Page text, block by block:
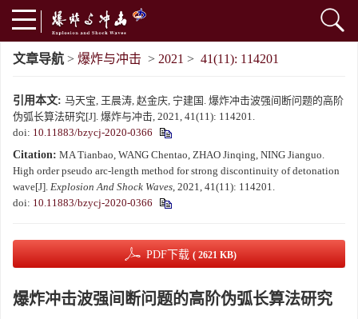
文章导航 > 爆炸与冲击 > 2021 > 41(11): 114201
引用本文: 马天宝, 王晨涛, 赵金庆, 宁建国. 爆炸冲击波强间断问题的高阶
伪弧长算法研究[J]. 爆炸与冲击, 2021, 41(11): 114201.
doi: 10.11883/bzycj-2020-0366
Citation: MA Tianbao, WANG Chentao, ZHAO Jinqing, NING Jianguo.
High order pseudo arc-length method for strong discontinuity of detonation
wave[J]. Explosion And Shock Waves, 2021, 41(11): 114201.
doi: 10.11883/bzycj-2020-0366
PDF下载 ( 2621 KB)
爆炸冲击波强间断问题的高阶伪弧长算法研究